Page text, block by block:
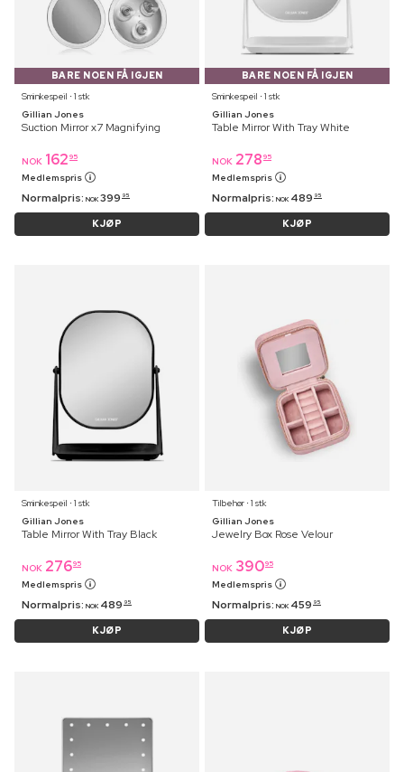
BARE NOEN FÅ IGJEN
Sminkespeil ⋅ 1 stk
Gillian Jones
Suction Mirror x7 Magnifying
NOK 162 95
Medlemspris
Normalpris: NOK 399 95
KJØP
BARE NOEN FÅ IGJEN
Sminkespeil ⋅ 1 stk
Gillian Jones
Table Mirror With Tray White
NOK 278 95
Medlemspris
Normalpris: NOK 489 95
KJØP
Sminkespeil ⋅ 1 stk
Gillian Jones
Table Mirror With Tray Black
NOK 27695
Medlemspris
Normalpris: NOK 489 95
KJØP
Tilbehør ⋅ 1 stk
Gillian Jones
Jewelry Box Rose Velour
NOK 39095
Medlemspris
Normalpris: NOK 459 95
KJØP